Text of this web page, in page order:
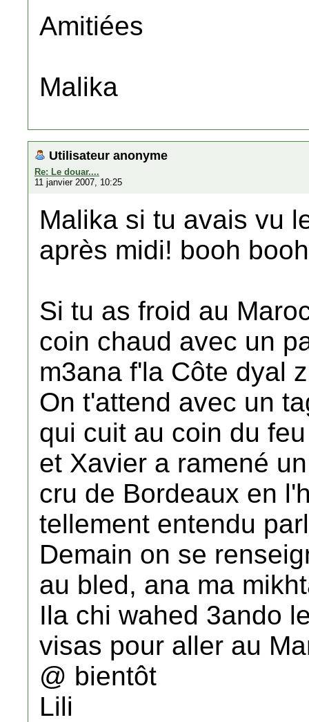
Amitiées
Malika
Utilisateur anonyme
Re: Le douar....
11 janvier 2007, 10:25
Malika si tu avais vu
après midi! booh
Si tu as froid au
coin chaud avec un
m3ana f'la Côte dyal
On t'attend avec un
qui cuit au coin du feu
et Xavier a ramené
cru de Bordeaux en
tellement entendu
Demain on se
au bled, ana ma
Ila chi wahed 3ando
visas pour aller au
@ bientôt
Lili